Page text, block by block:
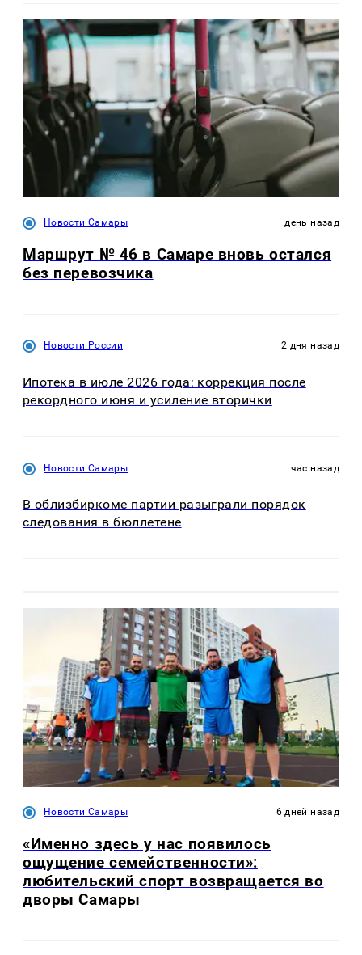
Новости Самары день назад
Маршрут № 46 в Самаре вновь остался
без перевозчика
Новости России 2 дня назад
Ипотека в июле 2026 года: коррекция после
рекордного июня и усиление вторички
Новости Самары час назад
В облизбиркоме партии разыграли порядок
следования в бюллетене
Новости Самары 6 дней назад
«Именно здесь у нас появилось
ощущение семейственности»:
любительский спорт возвращается во
дворы Самары